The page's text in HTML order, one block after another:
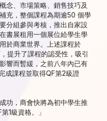
念、市場策略、銷售技巧及
充，整個課程為期逾50 個學
分組參與考核，推出自家設
書展租用一個展位給學生學
於商業世界。上述課程於
提升了課程的認受性，吸引
響而暫緩，之前八年內已有
成課程並取得QF第2級證
功，商會快將為初中學生推
1級資格。」